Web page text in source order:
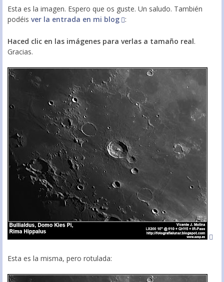
Esta es la imagen. Espero que os guste. Un saludo. También
podéis ver la entrada en mi blog :
Haced clic en las imágenes para verlas a tamaño real.
Gracias.
Esta es la misma, pero rotulada: